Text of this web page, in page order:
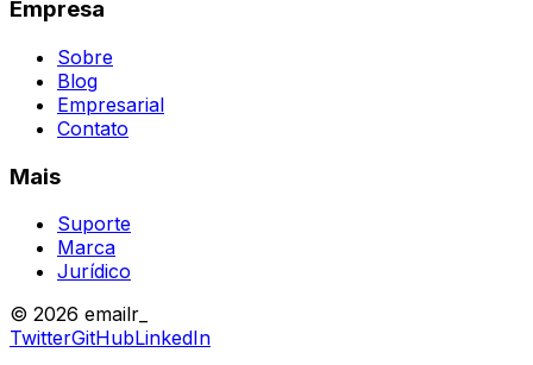
Empresa
Sobre
Blog
Empresarial
Contato
Mais
Suporte
Marca
Jurídico
© 2026 emailr_
TwitterGitHubLinkedIn